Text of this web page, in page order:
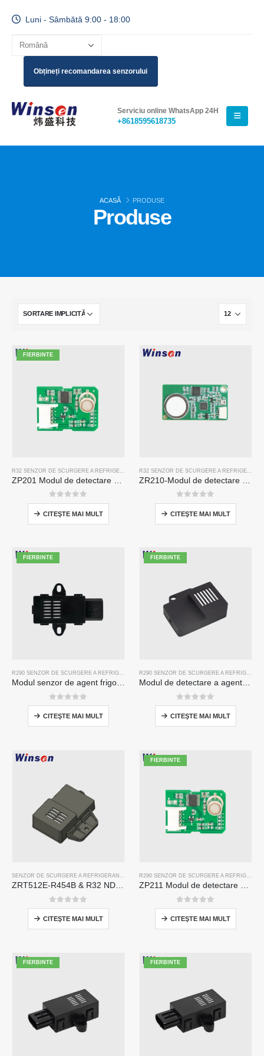
Luni - Sâmbătă 9:00 - 18:00
Obțineți recomandarea senzorului
Serviciu online WhatsApp 24H
+8618595618735
ACASĂ PRODUSE
Produse
FIERBINTE
0din 5
CITEŞTE MAI MULT
0din 5
CITEŞTE MAI MULT
FIERBINTE
R290 SENZOR DE SCURGERE A REFRIGERANTULUI ,SENZOR DE GAZ FRIGORIFIC
Modul senzor de agent frigorific ZRT510E-R290
0din 5
CITEŞTE MAI MULT
FIERBINTE
R290 SENZOR DE SCURGERE A REFRIGERANTULUI
Modul de detectare a agentului frigorific seria ZRT512
0din 5
CITEŞTE MAI MULT
SENZOR DE SCURGERE A REFRIGERANTULUI R454B ,R32 SENZOR DE SCURGERE A
ZRT512E-R454B & R32 NDIR Refrigerant Detection Module, RS485 HVAC Sensor, UL/IEC Certified
0din 5
CITEŞTE MAI MULT
FIERBINTE
R290 SENZOR DE SCURGERE A REFRIGERANTULUI
ZP211 Modul de detectare a gazelor frigorifice-senzor de înaltă sensibilitate pentru detectarea scurgerilor de refrigerare
0din 5
CITEŞTE MAI MULT
FIERBINTE FIERBINTE